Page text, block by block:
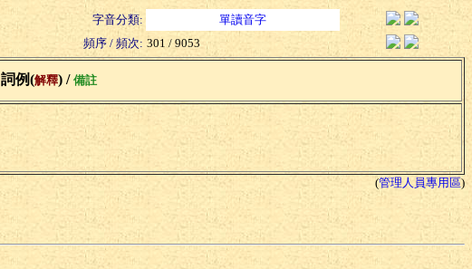
字音分類:
單讀音字
頻序 / 頻次: 301 / 9053
詞例(解釋) / 備註
(管理人員專用區)